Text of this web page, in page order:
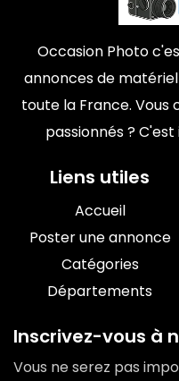
Occasion Photo
annonces de
toute la France.
passionnés ?
Liens utiles
Accueil
Poster une annonce
Catégories
Départements
Inscrivez-vous à
Vous ne serez pas